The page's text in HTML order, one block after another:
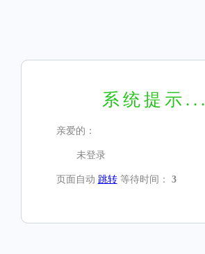
系统提示...
亲爱的：
未登录
页面自动 跳转等待时间： 3